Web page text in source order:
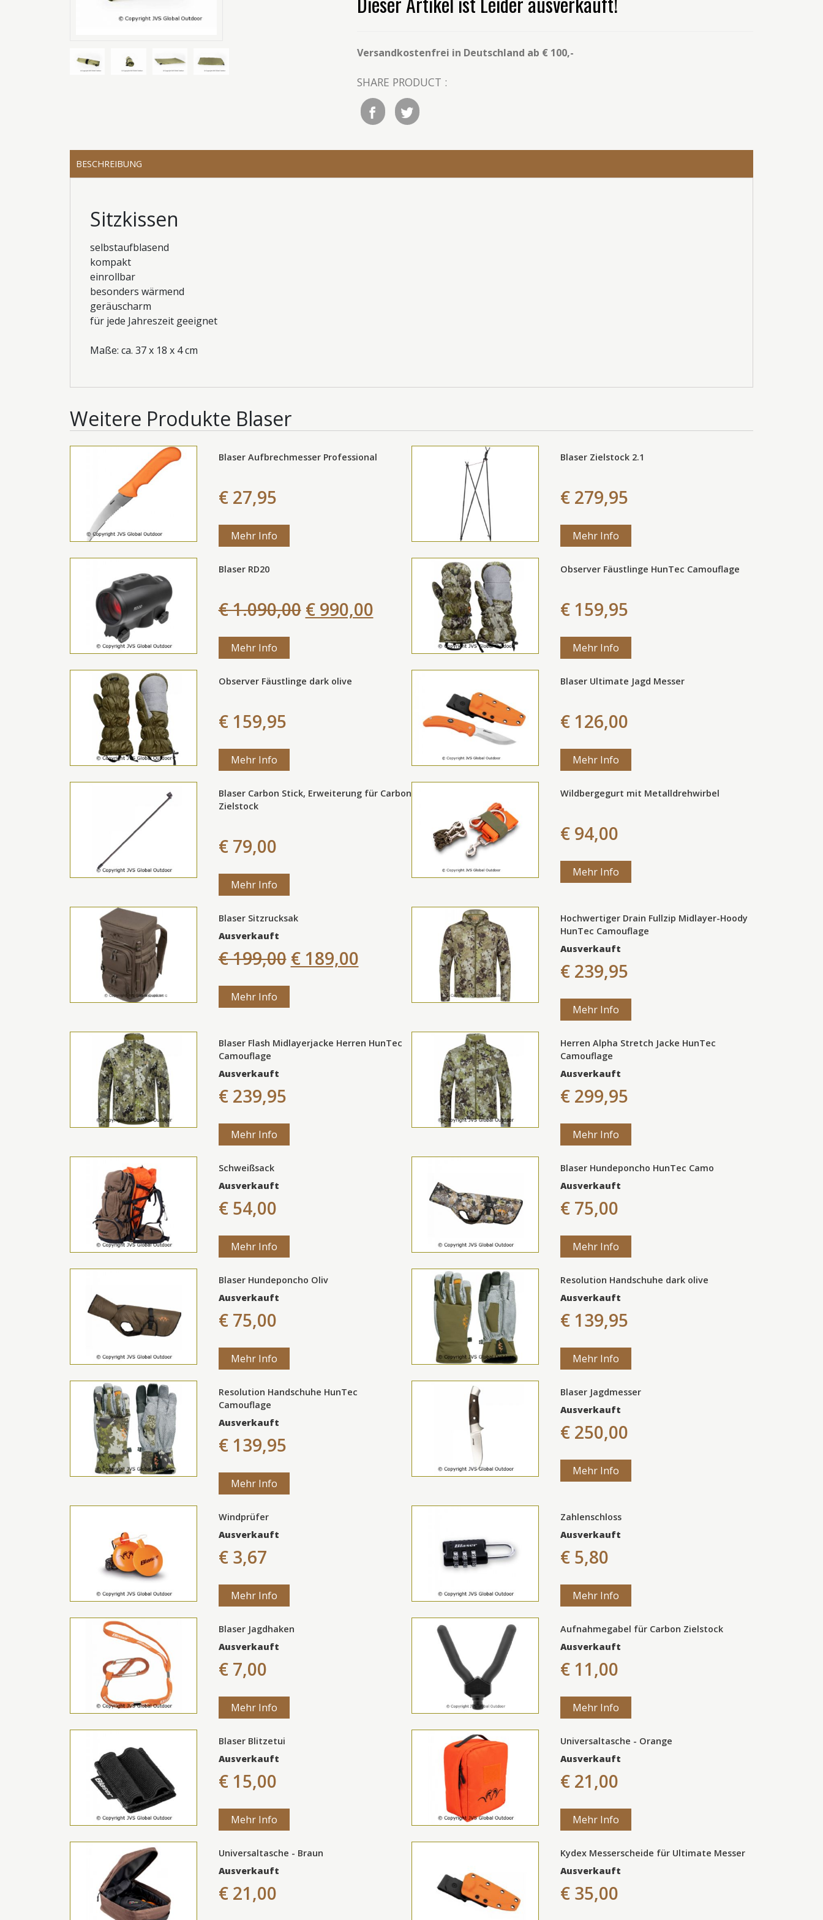
Versandkostenfrei in Deutschland ab € 100,-
SHARE PRODUCT :
BESCHREIBUNG
Sitzkissen
selbstaufblasend
kompakt
einrollbar
besonders wärmend
geräuscharm
für jede Jahreszeit geeignet
Maße: ca. 37 x 18 x 4 cm
Weitere Produkte Blaser
Blaser Aufbrechmesser Professional
€ 27,95
Mehr Info
Blaser Zielstock 2.1
€ 279,95
Mehr Info
Blaser RD20
€ 1.090,00 € 990,00
Mehr Info
Observer Fäustlinge HunTec Camouflage
€ 159,95
Mehr Info
Observer Fäustlinge dark olive
€ 159,95
Mehr Info
Blaser Ultimate Jagd Messer
€ 126,00
Mehr Info
Blaser Carbon Stick, Erweiterung für Carbon
Zielstock
€ 79,00
Mehr Info
Wildbergegurt mit Metalldrehwirbel
€ 94,00
Mehr Info
Blaser Sitzrucksak
Ausverkauft
€ 199,00 € 189,00
Mehr Info
Hochwertiger Drain Fullzip Midlayer-Hoody
HunTec Camouflage
Ausverkauft
€ 239,95
Mehr Info
Blaser Flash Midlayerjacke Herren HunTec
Camouflage
Ausverkauft
€ 239,95
Mehr Info
Herren Alpha Stretch Jacke HunTec
Camouflage
Ausverkauft
€ 299,95
Mehr Info
Schweißsack
Ausverkauft
€ 54,00
Mehr Info
Blaser Hundeponcho HunTec Camo
Ausverkauft
€ 75,00
Mehr Info
Blaser Hundeponcho Oliv
Ausverkauft
€ 75,00
Mehr Info
Resolution Handschuhe dark olive
Ausverkauft
€ 139,95
Mehr Info
Resolution Handschuhe HunTec
Camouflage
Ausverkauft
€ 139,95
Mehr Info
Blaser Jagdmesser
Ausverkauft
€ 250,00
Mehr Info
Windprüfer
Ausverkauft
€ 3,67
Mehr Info
Zahlenschloss
Ausverkauft
€ 5,80
Mehr Info
Blaser Jagdhaken
Ausverkauft
€ 7,00
Mehr Info
Aufnahmegabel für Carbon Zielstock
Ausverkauft
€ 11,00
Mehr Info
Blaser Blitzetui
Ausverkauft
€ 15,00
Mehr Info
Universaltasche - Orange
Ausverkauft
€ 21,00
Mehr Info
Universaltasche - Braun
Ausverkauft
€ 21,00
Kydex Messerscheide für Ultimate Messer
Ausverkauft
€ 35,00